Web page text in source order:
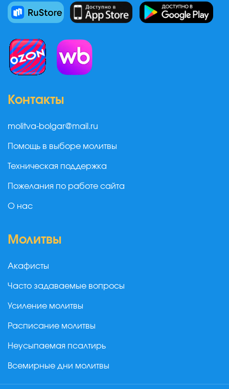
Контакты
molitva-bolgar@mail.ru
Помощь в выборе молитвы
Техническая поддержка
Пожелания по работе сайта
О нас
Молитвы
Акафисты
Часто задаваемые вопросы
Усиление молитвы
Расписание молитвы
Неусыпаемая псалтирь
Всемирные дни молитвы